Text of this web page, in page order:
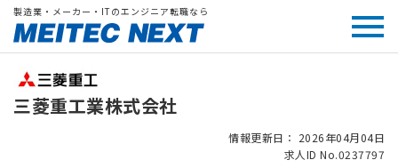
製造業・メーカー・ITのエンジニア転職なら
三菱重工業株式会社
情報更新日： 2026年04月04日
求人ID No.0237797